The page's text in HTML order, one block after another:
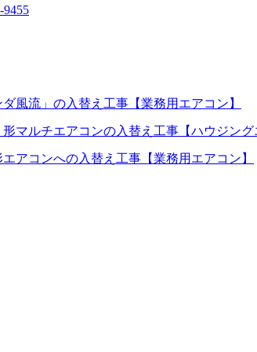
風流」の入替え工事【業務用エアコン】
マルチエアコンの入替え工事【ハウジング
アコンへの入替え工事【業務用エアコン】